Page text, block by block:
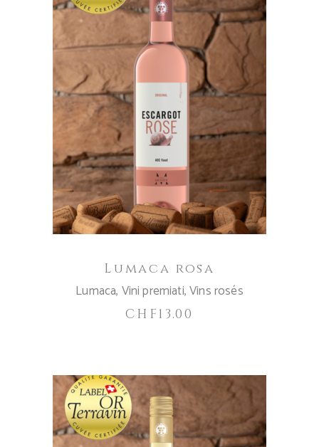
AGGIUNGI AL CARRELLO
Lumaca rosa
Lumaca, Vini premiati,Vins rosés
CHF13.00